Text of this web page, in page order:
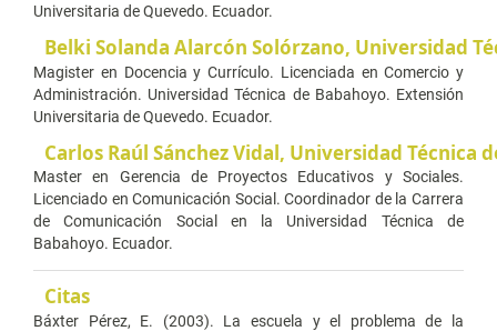
Universitaria de Quevedo. Ecuador.
Belki Solanda Alarcón Solórzano, Universidad
Magister en Docencia y Currículo. Licenciada en Comercio y
Administración. Universidad Técnica de Babahoyo. Extensión
Universitaria de Quevedo. Ecuador.
Carlos Raúl Sánchez Vidal, Universidad Técnica
Master en Gerencia de Proyectos Educativos y Sociales.
Licenciado en Comunicación Social. Coordinador de la Carrera
de Comunicación Social en la Universidad Técnica de
Babahoyo. Ecuador.
Citas
Báxter Pérez, E. (2003). La escuela y el problema de la